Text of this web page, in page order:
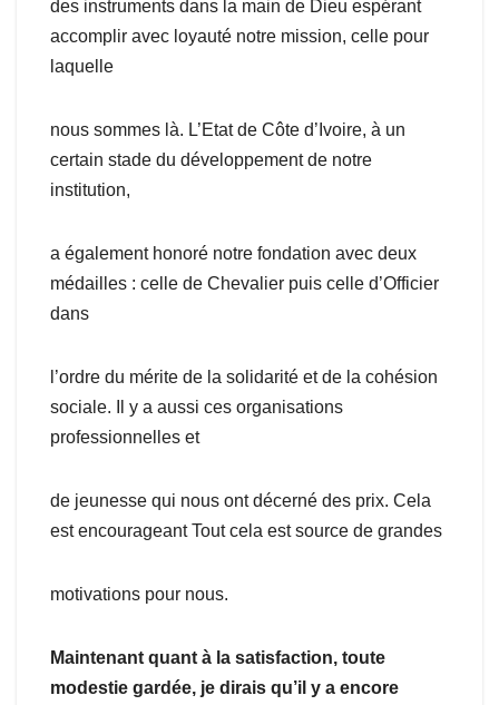
des instruments dans la main de Dieu espérant
accomplir avec loyauté notre mission, celle pour
laquelle
nous sommes là. L’Etat de Côte d’Ivoire, à un
certain stade du développement de notre
institution,
a également honoré notre fondation avec deux
médailles : celle de Chevalier puis celle d’Officier
dans
l’ordre du mérite de la solidarité et de la cohésion
sociale. Il y a aussi ces organisations
professionnelles et
de jeunesse qui nous ont décerné des prix. Cela
est encourageant Tout cela est source de grandes
motivations pour nous.
Maintenant quant à la satisfaction, toute
modestie gardée, je dirais qu’il y a encore